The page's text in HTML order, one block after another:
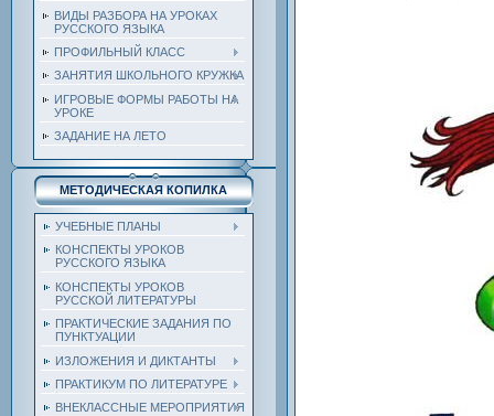
ВИДЫ РАЗБОРА НА УРОКАХ
РУССКОГО ЯЗЫКА
ПРОФИЛЬНЫЙ КЛАСС
ЗАНЯТИЯ ШКОЛЬНОГО КРУЖКА
ИГРОВЫЕ ФОРМЫ РАБОТЫ НА
УРОКЕ
ЗАДАНИЕ НА ЛЕТО
МЕТОДИЧЕСКАЯ КОПИЛКА
УЧЕБНЫЕ ПЛАНЫ
КОНСПЕКТЫ УРОКОВ
РУССКОГО ЯЗЫКА
КОНСПЕКТЫ УРОКОВ
РУССКОЙ ЛИТЕРАТУРЫ
ПРАКТИЧЕСКИЕ ЗАДАНИЯ ПО
ПУНКТУАЦИИ
ИЗЛОЖЕНИЯ И ДИКТАНТЫ
ПРАКТИКУМ ПО ЛИТЕРАТУРЕ
ВНЕКЛАССНЫЕ МЕРОПРИЯТИЯ